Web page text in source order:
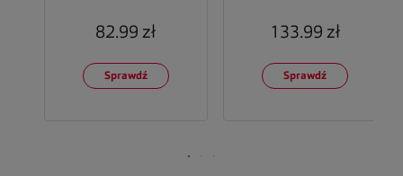
82.99 zł
Sprawdź
133.99 zł
Sprawdź